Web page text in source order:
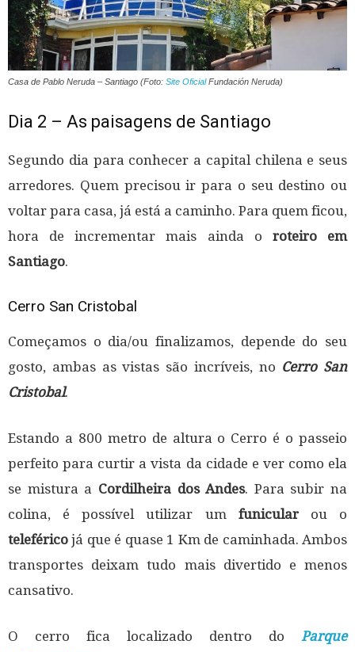
Casa de Pablo Neruda – Santiago (Foto: Site OficialFundación Neruda)
Dia 2 – As paisagens de Santiago
Segundo dia para conhecer a capital chilena e seus
arredores. Quem precisou ir para o seu destino ou
voltar para casa, já está a caminho. Para quem ficou,
hora de incrementar mais ainda o roteiro em
Santiago.
Cerro San Cristobal
Começamos o dia/ou finalizamos, depende do seu
gosto, ambas as vistas são incríveis, no Cerro San
Cristobal.
Estando a 800 metro de altura o Cerro é o passeio
perfeito para curtir a vista da cidade e ver como ela
se mistura a Cordilheira dos Andes. Para subir na
colina, é possível utilizar um funicularou o
teleférico já que é quase 1 Km de caminhada. Ambos
transportes deixam tudo mais divertido e menos
cansativo.
O cerro fica localizado dentro do Parque